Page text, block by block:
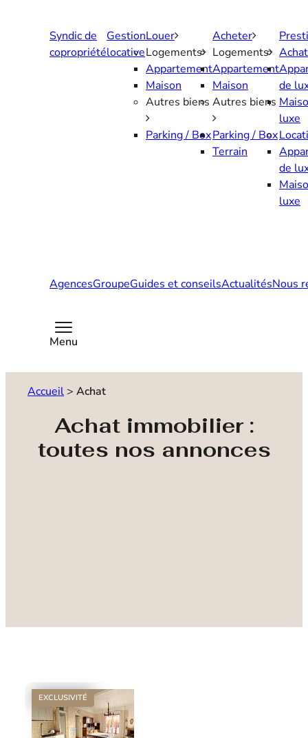
Syndic de
copropriété
Gestion
locative
Louer
Logements
Appartement
Maison
Autres biens
Parking / Box
Acheter
Logements
Appartement
Maison
Autres biens
Parking / Box
Terrain
Achat
de
luxe
de
luxe
AgencesGroupeGuides et conseilsActualitésNous
Menu
Accueil > Achat
Achat immobilier :
toutes nos annonces
EXCLUSIVITÉ